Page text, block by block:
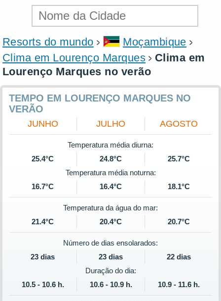
Resorts do mundo
Moçambique
Clima em Lourenço Marques
Clima em
Lourenço Marques no verão
TEMPO EM LOURENÇO MARQUES NO
VERÃO
JUNHO JULHO AGOSTO
Temperatura média diurna:
25.4°C
24.8°C
25.7°C
Temperatura média noturna:
16.7°C
16.4°C 18.1°C
Temperatura da água do mar:
21.4°C
20.4°C 20.7°C
Número de dias ensolarados:
23 dias
23 dias
22 dias
Duração do dia:
10.5 - 10.6 h.
10.6 - 10.9 h. 10.9 - 11.6 h.